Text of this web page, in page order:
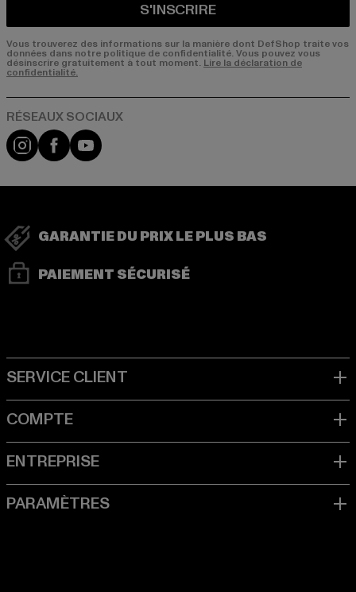
S'INSCRIRE
Vous trouverez des informations sur la manière dont DefShop traite vos
données dans notre politique de confidentialité. Vous pouvez vous
désinscrire gratuitement à tout moment. Lire la déclaration de
confidentialité.
Visit our Instagram page:
Visit our Facebook page:
Visit our YouTube channel:
GARANTIE DU PRIX LE PLUS BAS
PAIEMENT SÉCURISÉ